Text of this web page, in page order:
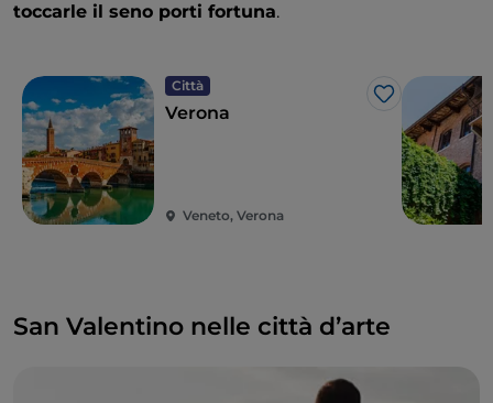
toccarle il seno porti fortuna.
Città
Like
Verona
Veneto, Verona
San Valentino nelle città d’arte